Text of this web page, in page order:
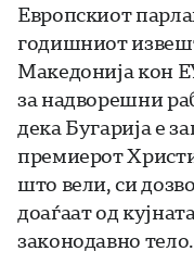
Европскиот
годишниот
Македонија кон
за надворешни
дека Бугарија е
премиерот
што вели, си
доаѓаат од
законодавно тело.